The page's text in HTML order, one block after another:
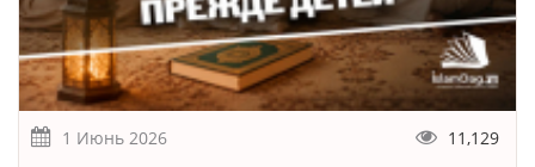
1 Июнь 2026 11,129